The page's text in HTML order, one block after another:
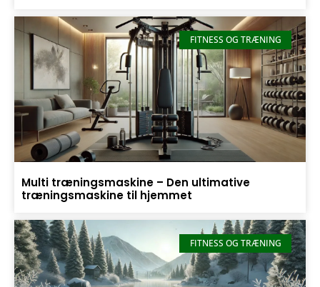
FITNESS OG TRÆNING
Multi træningsmaskine – Den ultimative
træningsmaskine til hjemmet
FITNESS OG TRÆNING